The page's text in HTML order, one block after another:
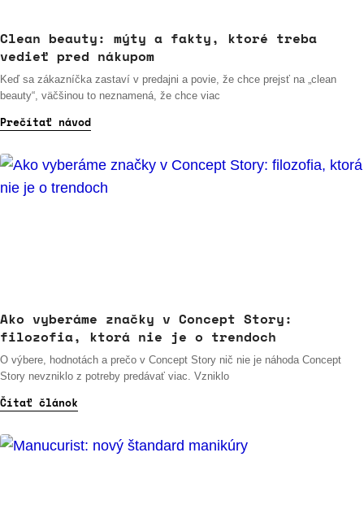
Clean beauty: mýty a fakty, ktoré treba
vedieť pred nákupom
Keď sa zákazníčka zastaví v predajni a povie, že chce prejsť na „clean
beauty“, väčšinou to neznamená, že chce viac
Prečítať návod
Ako vyberáme značky v Concept Story:
filozofia, ktorá nie je o trendoch
O výbere, hodnotách a prečo v Concept Story nič nie je náhoda Concept
Story nevzniklo z potreby predávať viac. Vzniklo
Čítať článok